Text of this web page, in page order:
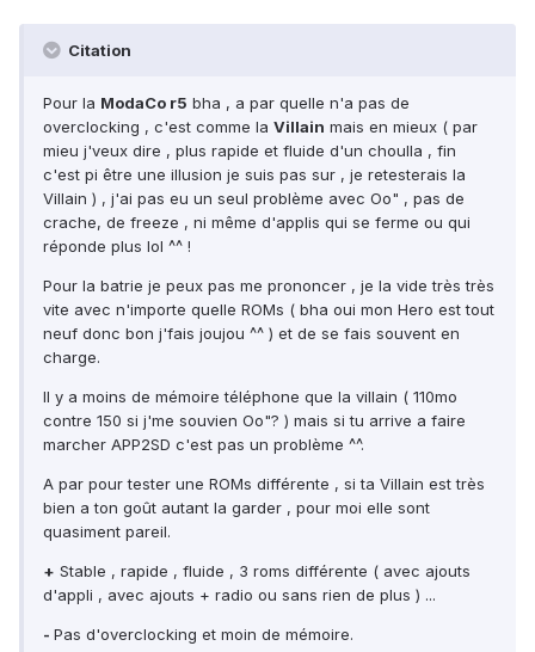
Citation
Pour la ModaCo r5 bha , a par quelle n'a pas de
overclocking , c'est comme la Villain mais en mieux ( par
mieu j'veux dire , plus rapide et fluide d'un choulla , fin
c'est pi être une illusion je suis pas sur , je retesterais la
Villain ) , j'ai pas eu un seul problème avec Oo" , pas de
crache, de freeze , ni même d'applis qui se ferme ou qui
réponde plus lol ^^ !
Pour la batrie je peux pas me prononcer , je la vide très très
vite avec n'importe quelle ROMs ( bha oui mon Hero est tout
neuf donc bon j'fais joujou ^^ ) et de se fais souvent en
charge.
Il y a moins de mémoire téléphone que la villain ( 110mo
contre 150 si j'me souvien Oo"? ) mais si tu arrive a faire
marcher APP2SD c'est pas un problème ^^.
A par pour tester une ROMs différente , si ta Villain est très
bien a ton goût autant la garder , pour moi elle sont
quasiment pareil.
+ Stable , rapide , fluide , 3 roms différente ( avec ajouts
d'appli , avec ajouts + radio ou sans rien de plus ) ...
- Pas d'overclocking et moin de mémoire.